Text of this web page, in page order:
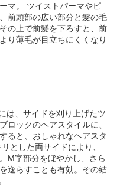
マ。 ツイストパーマやピ
前頭部の広い部分と髪の毛
の上で前髪を下ろすと、前
り薄毛が目立ちにくくなり
は、サイドを刈り上げたツ
ロックのヘアスタイルに、
ると、おしゃれなヘアスタ
とした両サイドにより、
M字部分をぼやかし、さら
逸らすことも有効。その結